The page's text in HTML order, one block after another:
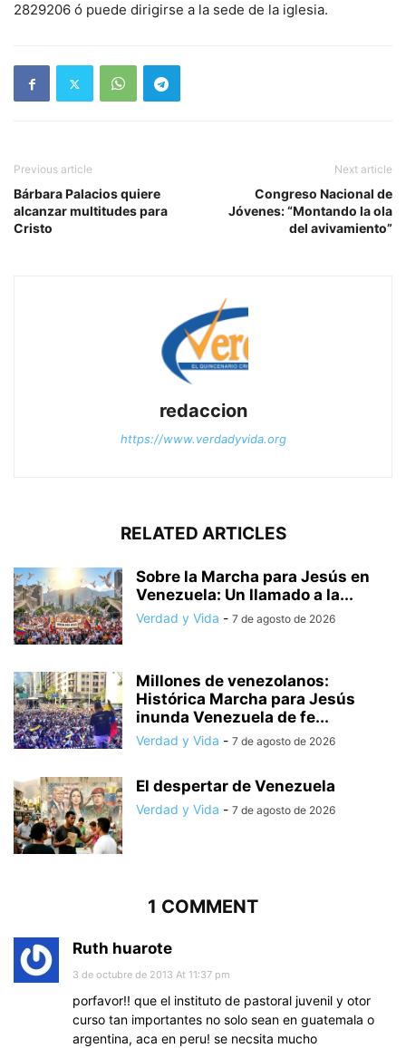
2829206 ó puede dirigirse a la sede de la iglesia.
Previous article
Bárbara Palacios quiere
alcanzar multitudes para
Cristo
Next article
Congreso Nacional de
Jóvenes: “Montando la ola
del avivamiento”
redaccion
https://www.verdadyvida.org
RELATED ARTICLES
Sobre la Marcha para Jesús en
Venezuela: Un llamado a la...
Verdad y Vida - 7 de agosto de 2026
Millones de venezolanos:
Histórica Marcha para Jesús
inunda Venezuela de fe...
Verdad y Vida - 7 de agosto de 2026
El despertar de Venezuela
Verdad y Vida - 7 de agosto de 2026
1 COMMENT
Ruth huarote
3 de octubre de 2013 At 11:37 pm
porfavor!! que el instituto de pastoral juvenil y otor
curso tan importantes no solo sean en guatemala o
argentina, aca en peru! se necsita mucho